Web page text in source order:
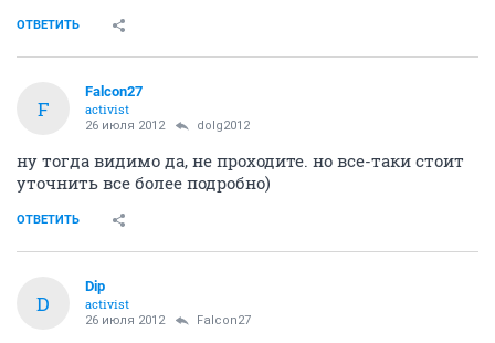
ОТВЕТИТЬ
F
Falcon27
activist
26 июля 2012 dolg2012
ну тогда видимо да, не проходите. но все-таки стоит
уточнить все более подробно)
ОТВЕТИТЬ
D
Dip
activist
26 июля 2012 Falcon27